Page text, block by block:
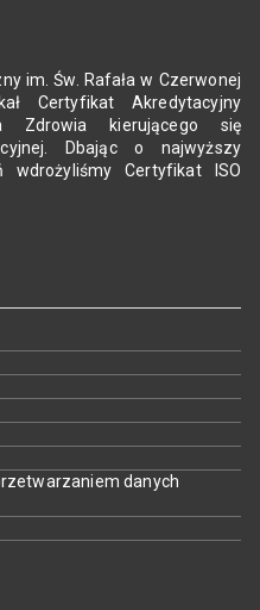
im. Św. Rafała w Czerwonej
Certyfikat Akredytacyjny
Zdrowia kierującego się
Dbając o najwyższy
wdrożyliśmy Certyfikat ISO
danych